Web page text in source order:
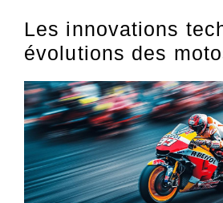
Les innovations
évolutions des